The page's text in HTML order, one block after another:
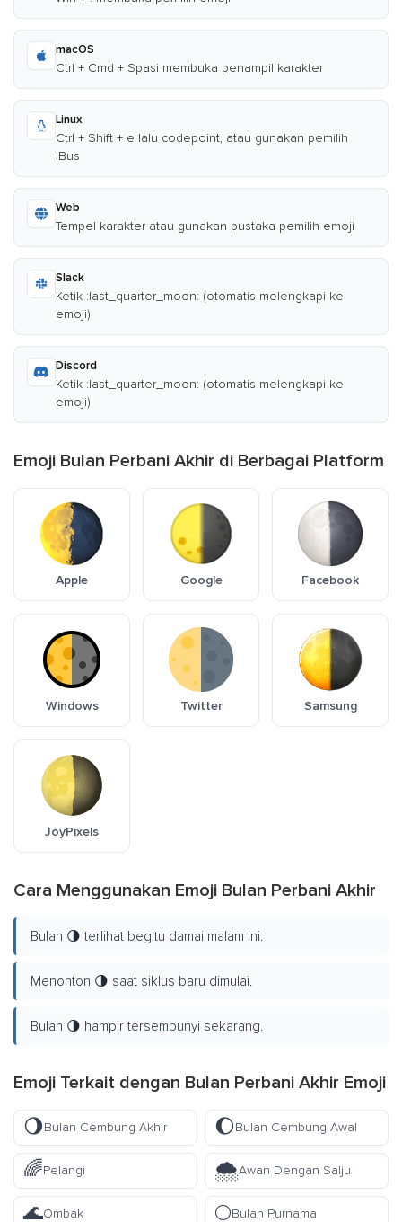
macOS
Ctrl + Cmd + Spasi membuka penampil karakter
Linux
Ctrl + Shift + e lalu codepoint, atau gunakan pemilih
IBus
Web
Tempel karakter atau gunakan pustaka pemilih emoji
Slack
Ketik :last_quarter_moon: (otomatis melengkapi ke
emoji)
Discord
Ketik :last_quarter_moon: (otomatis melengkapi ke
emoji)
Emoji Bulan Perbani Akhir di Berbagai Platform
Apple Google Facebook
Windows Twitter Samsung
JoyPixels
Cara Menggunakan Emoji Bulan Perbani Akhir
Bulan 🌗 terlihat begitu damai malam ini.
Menonton 🌗 saat siklus baru dimulai.
Bulan 🌗 hampir tersembunyi sekarang.
Emoji Terkait dengan Bulan Perbani Akhir Emoji
🌖Bulan Cembung Akhir 🌔Bulan Cembung Awal
🌈Pelangi 🌨️Awan Dengan Salju
🌊Ombak 🌕Bulan Purnama